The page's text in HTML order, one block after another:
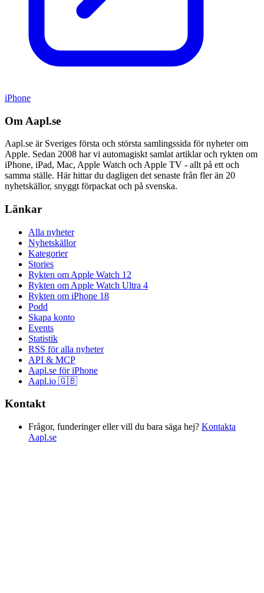
iPhone
Om Aapl.se
Aapl.se är Sveriges första och största samlingssida för nyheter om
Apple. Sedan 2008 har vi automagiskt samlat artiklar och rykten om
iPhone, iPad, Mac, Apple Watch och Apple TV - allt på ett och
samma ställe. Här hittar du dagligen det senaste från fler än 20
nyhetskällor, snyggt förpackat och på svenska.
Länkar
Alla nyheter
Nyhetskällor
Kategorier
Stories
Rykten om Apple Watch 12
Rykten om Apple Watch Ultra 4
Rykten om iPhone 18
Podd
Skapa konto
Events
Statistik
RSS för alla nyheter
API & MCP
Aapl.se för iPhone
Aapl.io 🇬🇧
Kontakt
Frågor, funderinger eller vill du bara säga hej? Kontakta
Aapl.se